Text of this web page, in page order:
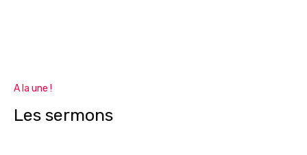
A la une !
Les sermons